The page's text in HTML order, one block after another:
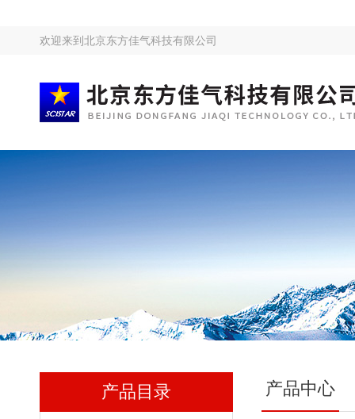
欢迎来到 北京东方佳气科技有限公司
产品目录 产品中心